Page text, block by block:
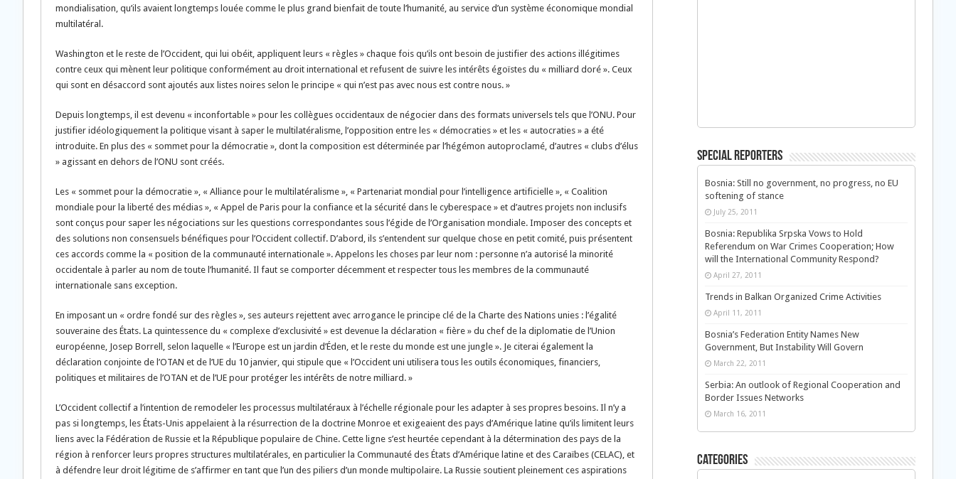
mondialisation, qu’ils avaient longtemps louée comme le plus grand bienfait de toute l’humanité, au service d’un système économique mondial
multilatéral.
Washington et le reste de l’Occident, qui lui obéit, appliquent leurs « règles » chaque fois qu’ils ont besoin de justifier des actions illégitimes
contre ceux qui mènent leur politique conformément au droit international et refusent de suivre les intérêts égoïstes du « milliard doré ». Ceux
qui sont en désaccord sont ajoutés aux listes noires selon le principe « qui n’est pas avec nous est contre nous. »
Depuis longtemps, il est devenu « inconfortable » pour les collègues occidentaux de négocier dans des formats universels tels que l’ONU. Pour
justifier idéologiquement la politique visant à saper le multilatéralisme, l’opposition entre les « démocraties » et les « autocraties » a été
introduite. En plus des « sommet pour la démocratie », dont la composition est déterminée par l’hégémon autoproclamé, d’autres « clubs d’élus
» agissant en dehors de l’ONU sont créés.
Les « sommet pour la démocratie », « Alliance pour le multilatéralisme », « Partenariat mondial pour l’intelligence artificielle », « Coalition
mondiale pour la liberté des médias », « Appel de Paris pour la confiance et la sécurité dans le cyberespace » et d’autres projets non inclusifs
sont conçus pour saper les négociations sur les questions correspondantes sous l’égide de l’Organisation mondiale. Imposer des concepts et
des solutions non consensuels bénéfiques pour l’Occident collectif. D’abord, ils s’entendent sur quelque chose en petit comité, puis présentent
ces accords comme la « position de la communauté internationale ». Appelons les choses par leur nom : personne n’a autorisé la minorité
occidentale à parler au nom de toute l’humanité. Il faut se comporter décemment et respecter tous les membres de la communauté
internationale sans exception.
En imposant un « ordre fondé sur des règles », ses auteurs rejettent avec arrogance le principe clé de la Charte des Nations unies : l’égalité
souveraine des États. La quintessence du « complexe d’exclusivité » est devenue la déclaration « fière » du chef de la diplomatie de l’Union
européenne, Josep Borrell, selon laquelle « l’Europe est un jardin d’Éden, et le reste du monde est une jungle ». Je citerai également la
déclaration conjointe de l’OTAN et de l’UE du 10 janvier, qui stipule que « l’Occident uni utilisera tous les outils économiques, financiers,
politiques et militaires de l’OTAN et de l’UE pour protéger les intérêts de notre milliard. »
L’Occident collectif a l’intention de remodeler les processus multilatéraux à l’échelle régionale pour les adapter à ses propres besoins. Il n’y a
pas si longtemps, les États-Unis appelaient à la résurrection de la doctrine Monroe et exigeaient des pays d’Amérique latine qu’ils limitent leurs
liens avec la Fédération de Russie et la République populaire de Chine. Cette ligne s’est heurtée cependant à la détermination des pays de la
région à renforcer leurs propres structures multilatérales, en particulier la Communauté des États d’Amérique latine et des Caraïbes (CELAC), et
à défendre leur droit légitime de s’affirmer en tant que l’un des piliers d’un monde multipolaire. La Russie soutient pleinement ces aspirations
Special Reporters
Bosnia: Still no government, no progress, no EU
softening of stance
July 25, 2011
Bosnia: Republika Srpska Vows to Hold
Referendum on War Crimes Cooperation; How
will the International Community Respond?
April 27, 2011
Trends in Balkan Organized Crime Activities
April 11, 2011
Bosnia’s Federation Entity Names New
Government, But Instability Will Govern
March 22, 2011
Serbia: An outlook of Regional Cooperation and
Border Issues Networks
March 16, 2011
Categories